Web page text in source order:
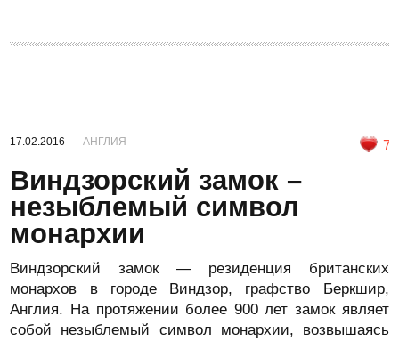
17.02.2016 АНГЛИЯ 7
Виндзорский замок –
незыблемый символ
монархии
Виндзорский замок — резиденция британских
монархов в городе Виндзор, графство Беркшир,
Англия. На протяжении более 900 лет замок являет
собой незыблемый символ монархии, возвышаясь